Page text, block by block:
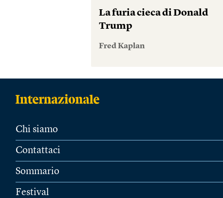
La furia cieca di Donald
Trump
Fred Kaplan
Chi siamo
Contattaci
Sommario
Festival